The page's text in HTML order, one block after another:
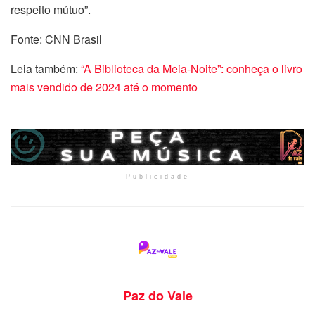
respeito mútuo”.
Fonte: CNN Brasil
Leia também: “A Biblioteca da Meia-Noite”: conheça o livro
mais vendido de 2024 até o momento
Publicidade
Paz do Vale